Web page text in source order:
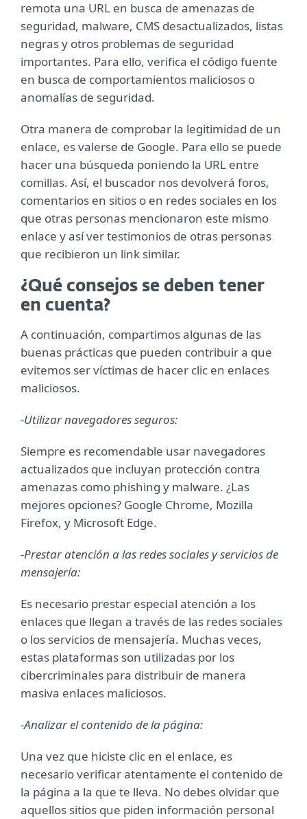
remota una URL en busca de amenazas de
seguridad, malware, CMS desactualizados, listas
negras y otros problemas de seguridad
importantes. Para ello, verifica el código fuente
en busca de comportamientos maliciosos o
anomalías de seguridad.
Otra manera de comprobar la legitimidad de un
enlace, es valerse de Google. Para ello se puede
hacer una búsqueda poniendo la URL entre
comillas. Así, el buscador nos devolverá foros,
comentarios en sitios o en redes sociales en los
que otras personas mencionaron este mismo
enlace y así ver testimonios de otras personas
que recibieron un link similar.
¿Qué consejos se deben tener
en cuenta?
A continuación, compartimos algunas de las
buenas prácticas que pueden contribuir a que
evitemos ser víctimas de hacer clic en enlaces
maliciosos.
-Utilizar navegadores seguros:
Siempre es recomendable usar navegadores
actualizados que incluyan protección contra
amenazas como phishing y malware. ¿Las
mejores opciones? Google Chrome, Mozilla
Firefox, y Microsoft Edge.
-Prestar atención a las redes sociales y servicios de
mensajería:
Es necesario prestar especial atención a los
enlaces que llegan a través de las redes sociales
o los servicios de mensajería. Muchas veces,
estas plataformas son utilizadas por los
cibercriminales para distribuir de manera
masiva enlaces maliciosos.
-Analizar el contenido de la página:
Una vez que hiciste clic en el enlace, es
necesario verificar atentamente el contenido de
la página a la que te lleva. No debes olvidar que
aquellos sitios que piden información personal